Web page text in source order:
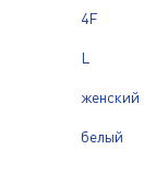
4F
L
женский
белый